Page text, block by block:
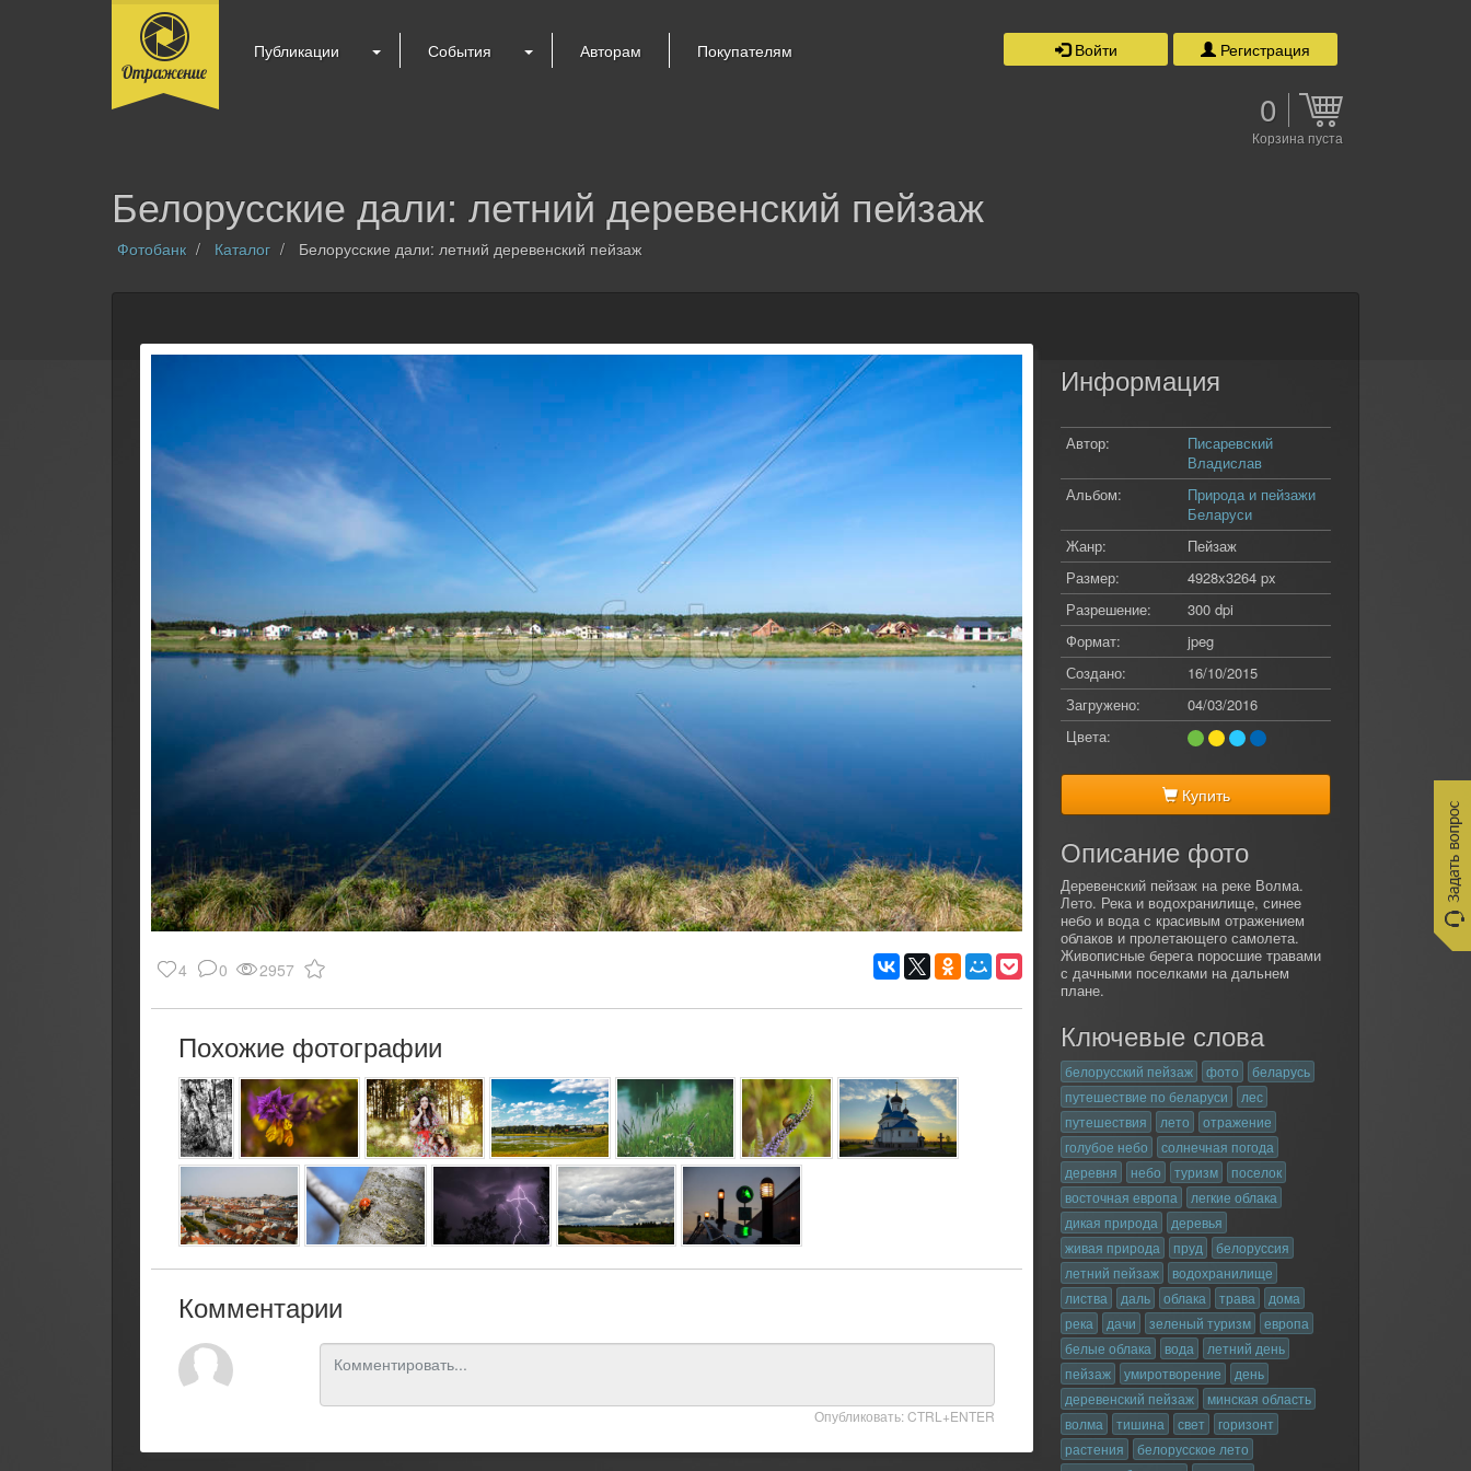
Публикации События Авторам Покупателям Войти Регистрация
0
Корзина пуста
Белорусские дали: летний деревенский пейзаж
Фотобанк Каталог Белорусские дали: летний деревенский пейзаж
4 0 2957
Похожие фотографии
Комментарии
Опубликовать: CTRL+ENTER
Информация
Автор:
Писаревский
Владислав
Альбом:
Природа и пейзажи
Беларуси
Жанр:
Пейзаж
Размер:
4928x3264 px
Разрешение:
300 dpi
Формат:
jpeg
Создано:
16/10/2015
Загружено:
04/03/2016
Цвета:
Купить
Описание фото
Деревенский пейзаж на реке Волма.
Лето. Река и водохранилище, синее
небо и вода с красивым отражением
облаков и пролетающего самолета.
Живописные берега поросшие травами
с дачными поселками на дальнем
плане.
Ключевые слова
белорусский пейзаж фото
беларусь
путешествие по беларуси
лес
путешествия
лето
отражение
голубое небо
солнечная погода
деревня
небо туризм
поселок
восточная европа
легкие облака
дикая природа
деревья
живая природа
пруд
белоруссия
летний пейзаж
водохранилище
листва
даль облака трава
дома
река
дачи зеленый туризм
европа
белые облака
вода
летний день
пейзаж
умиротворение
день
деревенский пейзаж
минская область
волма
тишина свет
горизонт
растения
белорусское лето